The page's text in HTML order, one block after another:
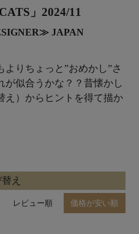
」2024/11
JAPAN
りちょっと”おめかし”さ
が似合うかな？？昔懐かし
え）からヒントを得て描か
え
レビュー順 価格が安い順